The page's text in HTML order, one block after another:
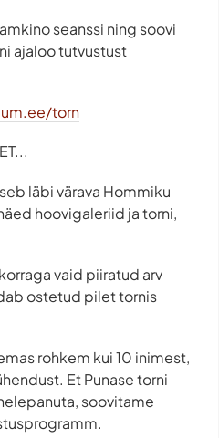
seanssi ning soovi
ajaloo tutvustust
torn
läbi värava Hommiku
hoovigaleriid ja torni,
vaid piiratud arv
ostetud pilet tornis
rohkem kui 10 inimest,
Et Punase torni
soovitame